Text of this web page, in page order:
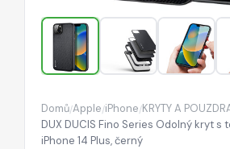
s
textilními
zády
pro
14
Domů/Apple/iPhone/KRYTY A
DUX DUCIS Fino Series Odolný kryt s
iPhone 14 Plus, černý